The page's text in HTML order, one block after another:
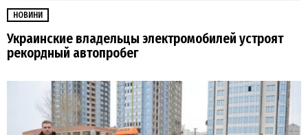
НОВИНИ
Украинские владельцы электромобилей устроят
рекордный автопробег